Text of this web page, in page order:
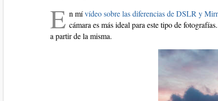
E n mívídeo sobre las diferencias de DSLR y
cámara es más ideal para este tipo de
a partir de la misma.